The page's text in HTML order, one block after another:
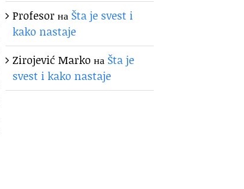
Profesorна Šta je svest i
kako nastaje
Zirojević Marko на Šta je
svest i kako nastaje